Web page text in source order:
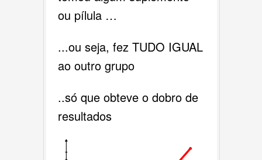
ou pílula …
...ou seja, fez TUDO IGUAL
ao outro grupo
..só que obteve o dobro de
resultados